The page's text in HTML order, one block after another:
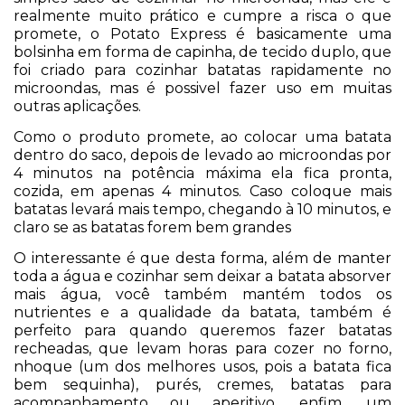
realmente muito prático e cumpre a risca o que
promete, o Potato Express é basicamente uma
bolsinha em forma de capinha, de tecido duplo, que
foi criado para cozinhar batatas rapidamente no
microondas, mas é possivel fazer uso em muitas
outras aplicações.
Como o produto promete, ao colocar uma batata
dentro do saco, depois de levado ao microondas por
4 minutos na potência máxima ela fica pronta,
cozida, em apenas 4 minutos. Caso coloque mais
batatas levará mais tempo, chegando à 10 minutos, e
claro se as batatas forem bem grandes
O interessante é que desta forma, além de manter
toda a água e cozinhar sem deixar a batata absorver
mais água, você também mantém todos os
nutrientes e a qualidade da batata, também é
perfeito para quando queremos fazer batatas
recheadas, que levam horas para cozer no forno,
nhoque (um dos melhores usos, pois a batata fica
bem sequinha), purés, cremes, batatas para